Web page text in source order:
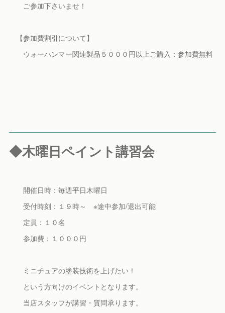
ご参加下さいませ！
【参加費割引について】
ウォーハンマー関連製品５０００円以上ご購入：参加費無料
◆木曜日ペイント講習会
開催日時：毎週平日木曜日
受付時刻：１９時～ ※途中参加/退出可能
定員：１０名
参加費：１０００円
ミニチュアの塗装技術を上げたい！
という方向けのイベントとなります。
当店スタッフが講習・質問承ります。